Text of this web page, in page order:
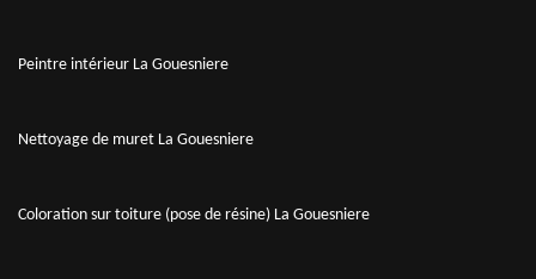
Peintre intérieur La Gouesniere
Nettoyage de muret La Gouesniere
Coloration sur toiture (pose de résine) La Gouesniere